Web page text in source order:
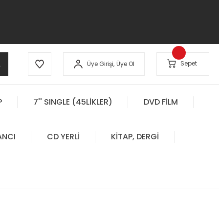
Üye Girişi, Üye Ol Sepet
7'' SINGLE (45LİKLER) DVD FİLM
CD YERLİ KİTAP, DERGİ